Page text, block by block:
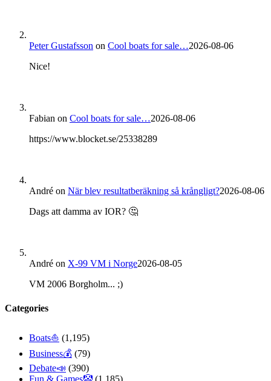
Peter Gustafsson on Cool boats for sale…2026-08-06
Nice!
Fabian on Cool boats for sale…2026-08-06
https://www.blocket.se/25338289
André on När blev resultatberäkning så krångligt?2026-08-06
Dags att damma av IOR? 🤔
André on X-99 VM i Norge2026-08-05
VM 2006 Borgholm... ;)
Categories
Boats⛵️ (1,195)
Business💰 (79)
Debate📣 (390)
Fun & Games🤡 (1,185)